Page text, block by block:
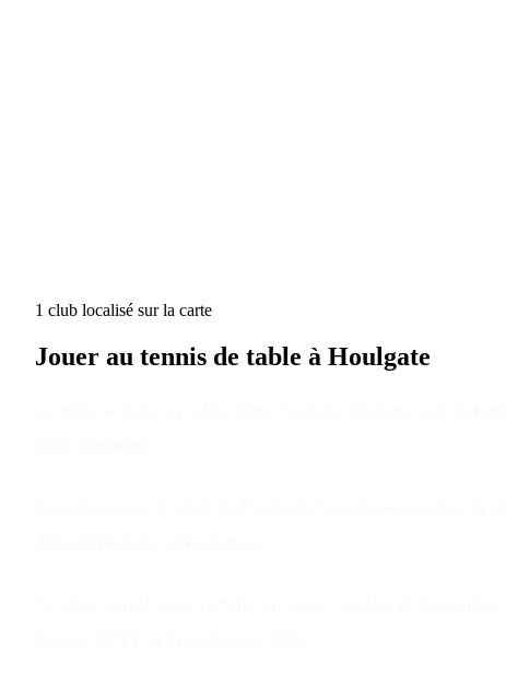
1 club localisé sur la carte
Jouer au tennis de table à Houlgate